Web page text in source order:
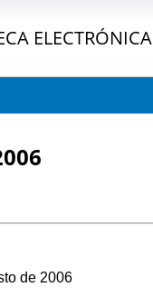
ELECTRÓNICA
de 2006